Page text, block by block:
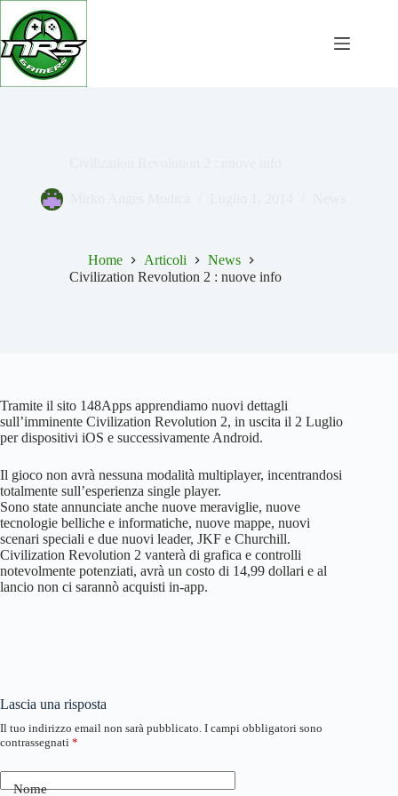
Salta
contenuto
Home Articoli
News
Civilization Revolution 2 : nuove info
Tramite il sito 148Apps apprendiamo nuovi dettagli
sull’imminente Civilization Revolution 2, in uscita il 2 Luglio
per dispositivi iOS e successivamente Android.
Il gioco non avrà nessuna modalità multiplayer, incentrandosi
totalmente sull’esperienza single player.
Sono state annunciate anche nuove meraviglie, nuove
tecnologie belliche e informatiche, nuove mappe, nuovi
scenari speciali e due nuovi leader, JKF e Churchill.
Civilization Revolution 2 vanterà di grafica e controlli
notevolmente potenziati, avrà un costo di 14,99 dollari e al
lancio non ci sarannò acquisti in-app.
Lascia una risposta
Il tuo indirizzo email non sarà pubblicato. I campi obbligatori sono
contrassegnati *
Nome